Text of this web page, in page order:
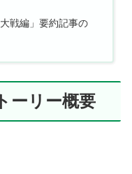
戦編」要約記事の
ーリー概要